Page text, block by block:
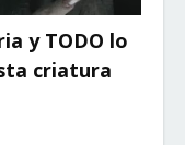
y TODO lo
criatura